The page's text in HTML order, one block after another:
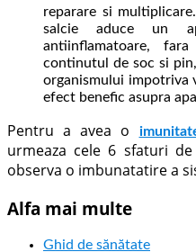
reparare si
salcie aduce un
antiinflamatoare,
continutul de soc si
organismului impotriva
efect benefic asupra
Pentru a avea o
urmeaza cele 6 sfaturi
observa o imbunatatire a
Alfa mai multe
Ghid de sănătate